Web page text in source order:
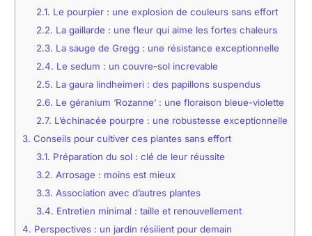
2.1. Le pourpier : une explosion de couleurs sans effort
2.2. La gaillarde : une fleur qui aime les fortes chaleurs
2.3. La sauge de Gregg : une résistance exceptionnelle
2.4. Le sedum : un couvre-sol increvable
2.5. La gaura lindheimeri : des papillons suspendus
2.6. Le géranium ‘Rozanne’ : une floraison bleue-violette
2.7. L’échinacée pourpre : une robustesse exceptionnelle
3. Conseils pour cultiver ces plantes sans effort
3.1. Préparation du sol : clé de leur réussite
3.2. Arrosage : moins est mieux
3.3. Association avec d’autres plantes
3.4. Entretien minimal : taille et renouvellement
4. Perspectives : un jardin résilient pour demain